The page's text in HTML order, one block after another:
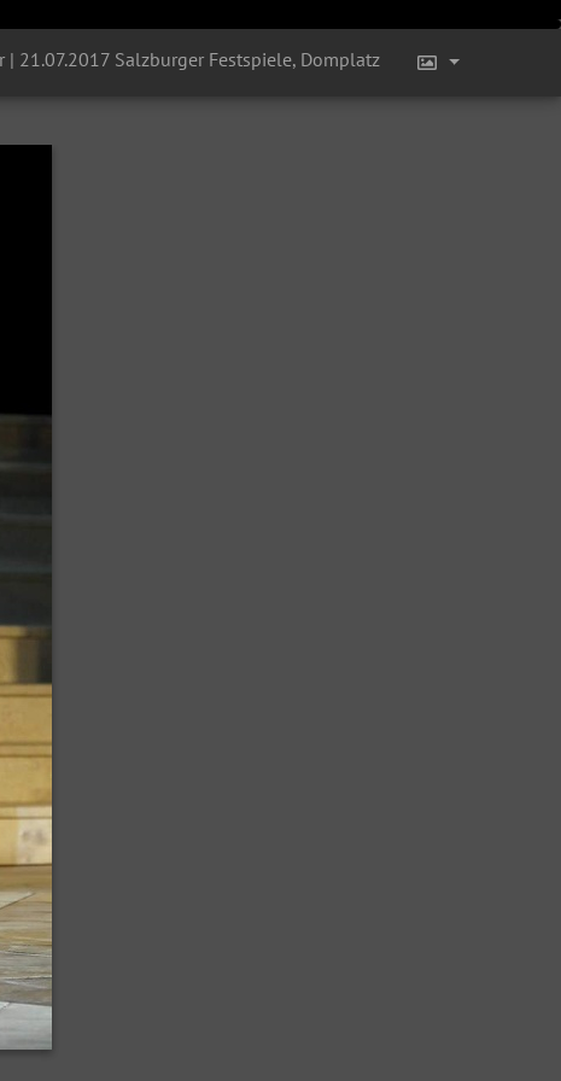
21.07.2017 Salzburger Festspiele, Domplatz